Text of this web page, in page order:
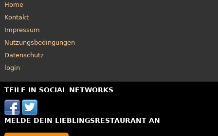
Home
Kontakt
Impressum
Nutzungsbedingungen
Datenschutz
login
TEILE IN SOCIAL NETWORKS
MELDE DEIN LIEBLINGSRESTAURANT AN